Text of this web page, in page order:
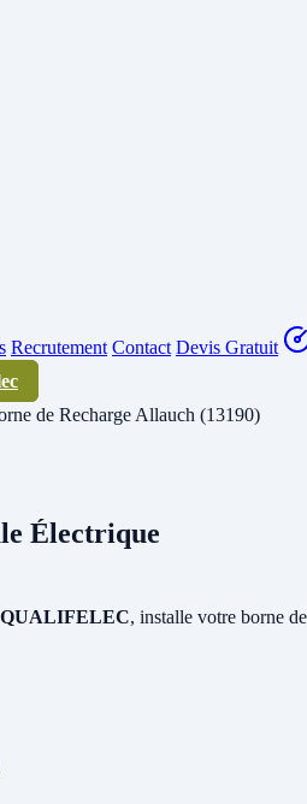
Recrutement Contact Devis Gratuit
de Recharge Allauch (13190)
Électrique
QUALIFELEC, installe votre borne